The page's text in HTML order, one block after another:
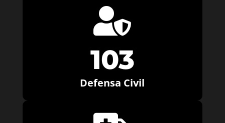

103
Defensa Civil